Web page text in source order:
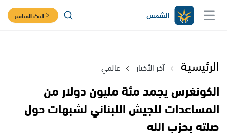
البث المباشر
الرئيسية آخر الأخبار عالمي
الكونغرس يجمد مئة مليون دولار من
المساعدات للجيش اللبناني لشبهات حول
صلته بحزب الله